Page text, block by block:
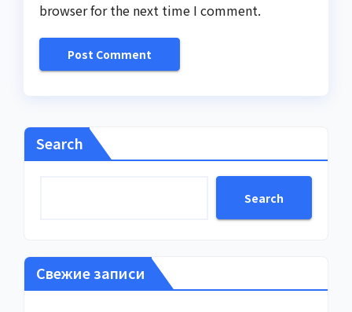
browser for the next time I comment.
Search
Search
Свежие записи